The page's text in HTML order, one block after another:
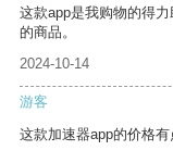
这款app是我购物的得
的商品。
2024-10-14
游客
这款加速器app的价格